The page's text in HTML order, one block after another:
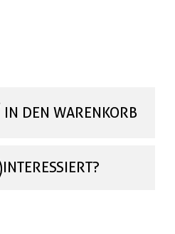
IN DEN WARENKORB
INTERESSIERT?